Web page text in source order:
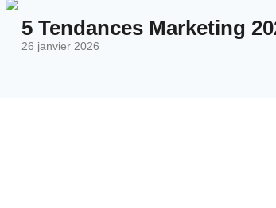
5 Tendances Marketing
26 janvier 2026